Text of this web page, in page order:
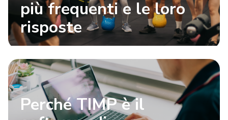
più frequenti e le loro
risposte
Perché TIMP è il